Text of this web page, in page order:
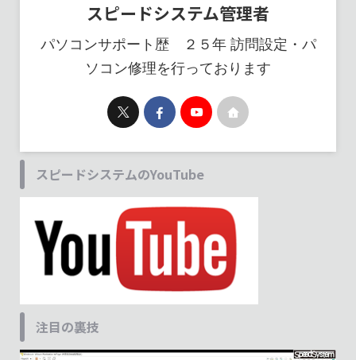
スピードシステム管理者
パソコンサポート歴 ２５年 訪問設定・パ
ソコン修理を行っております
スピードシステムのYouTube
注目の裏技